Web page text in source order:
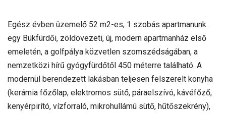
Egész évben üzemelő 52 m2-es, 1 szobás apartmanunk
egy Bükfürdői, zöldövezeti, új, modern apartmanház első
emeletén, a golfpálya közvetlen szomszédságában, a
nemzetközi hírű gyógyfürdőtől 450 méterre található. A
modernül berendezett lakásban teljesen felszerelt konyha
(kerámia főzőlap, elektromos sütő, páraelszívó, kávéfőző,
kenyérpirító, vízforraló, mikrohullámú sütő, hűtőszekrény),